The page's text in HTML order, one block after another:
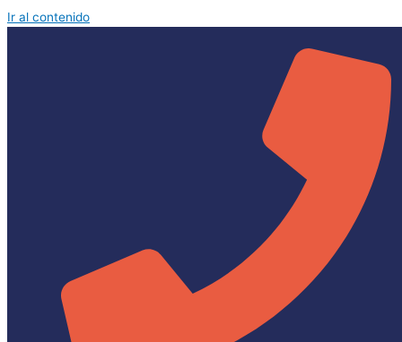
Ir al contenido